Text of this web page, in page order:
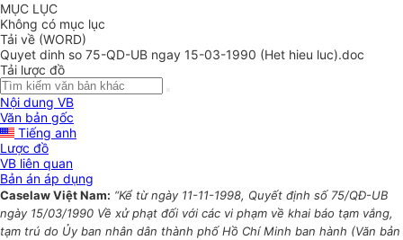
MỤC LỤC
Không có mục lục
Tải về (WORD)
Quyet dinh so 75-QD-UB ngay 15-03-1990 (Het hieu luc).doc
Tải lược đồ
Nội dung VB
Văn bản gốc
Tiếng anh
Lược đồ
VB liên quan
Bản án áp dụng
Caselaw Việt Nam: “Kể từ ngày 11-11-1998, Quyết định số 75/QĐ-UB
ngày 15/03/1990 Về xử phạt đối với các vi phạm về khai báo tạm vắng,
tạm trú do Ủy ban nhân dân thành phố Hồ Chí Minh ban hành (Văn bản